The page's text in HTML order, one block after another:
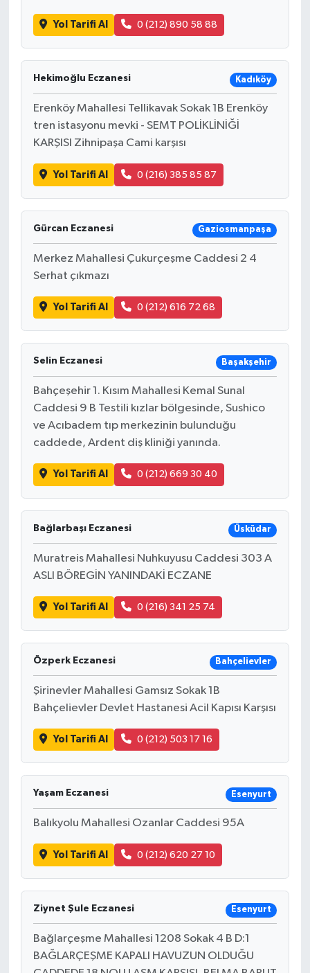
Yol Tarifi Al 0 (212) 890 58 88
Hekimoğlu Eczanesi Kadıköy
Erenköy Mahallesi Tellikavak Sokak 1B Erenköy
tren istasyonu mevki - SEMT POLİKLİNİĞİ
KARŞISI Zihnipaşa Cami karşısı
Yol Tarifi Al 0 (216) 385 85 87
Gürcan Eczanesi Gaziosmanpaşa
Merkez Mahallesi Çukurçeşme Caddesi 2 4
Serhat çıkmazı
Yol Tarifi Al 0 (212) 616 72 68
Selin Eczanesi Başakşehir
Bahçeşehir 1. Kısım Mahallesi Kemal Sunal
Caddesi 9 B Testili kızlar bölgesinde, Sushico
ve Acıbadem tıp merkezinin bulunduğu
caddede, Ardent diş kliniği yanında.
Yol Tarifi Al 0 (212) 669 30 40
Bağlarbaşı Eczanesi Üsküdar
Muratreis Mahallesi Nuhkuyusu Caddesi 303 A
ASLI BÖREGİN YANINDAKİ ECZANE
Yol Tarifi Al 0 (216) 341 25 74
Özperk Eczanesi Bahçelievler
Şirinevler Mahallesi Gamsız Sokak 1B
Bahçelievler Devlet Hastanesi Acil Kapısı Karşısı
Yol Tarifi Al 0 (212) 503 17 16
Yaşam Eczanesi Esenyurt
Balıkyolu Mahallesi Ozanlar Caddesi 95A
Yol Tarifi Al 0 (212) 620 27 10
Ziynet Şule Eczanesi Esenyurt
Bağlarçeşme Mahallesi 1208 Sokak 4 B D:1
BAĞLARÇEŞME KAPALI HAVUZUN OLDUĞU